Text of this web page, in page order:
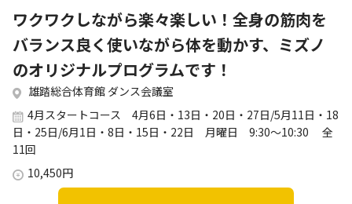
ワクワクしながら楽々楽しい！全身の筋肉を
バランス良く使いながら体を動かす、ミズノ
のオリジナルプログラムです！
雄踏総合体育館 ダンス会議室
4月スタートコース 4月6日・13日・20日・27日/5月11日・18
日・25日/6月1日・8日・15日・22日 月曜日 9:30～10:30 全
11回
10,450円